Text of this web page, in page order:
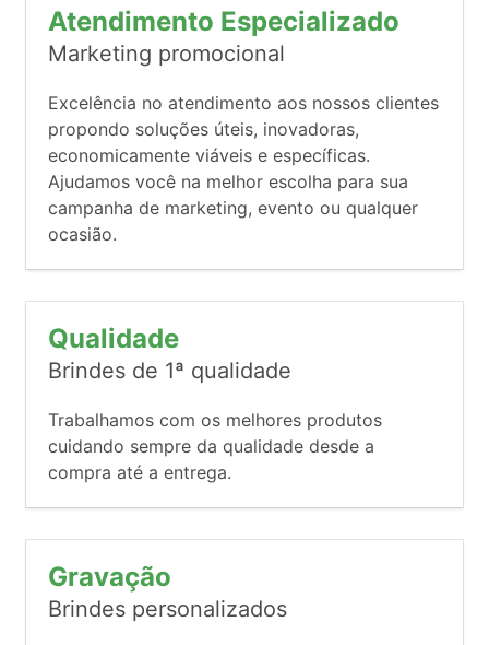
Atendimento Especializado
Marketing promocional
Excelência no atendimento aos nossos clientes
propondo soluções úteis, inovadoras,
economicamente viáveis e específicas.
Ajudamos você na melhor escolha para sua
campanha de marketing, evento ou qualquer
ocasião.
Qualidade
Brindes de 1ª qualidade
Trabalhamos com os melhores produtos
cuidando sempre da qualidade desde a
compra até a entrega.
Gravação
Brindes personalizados